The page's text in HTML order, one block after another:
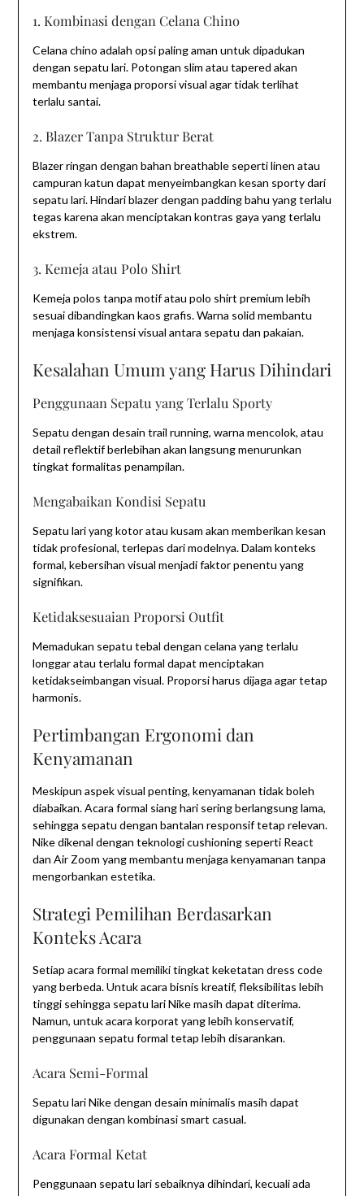
1. Kombinasi dengan Celana Chino
Celana chino adalah opsi paling aman untuk dipadukan
dengan sepatu lari. Potongan slim atau tapered akan
membantu menjaga proporsi visual agar tidak terlihat
terlalu santai.
2. Blazer Tanpa Struktur Berat
Blazer ringan dengan bahan breathable seperti linen atau
campuran katun dapat menyeimbangkan kesan sporty dari
sepatu lari. Hindari blazer dengan padding bahu yang terlalu
tegas karena akan menciptakan kontras gaya yang terlalu
ekstrem.
3. Kemeja atau Polo Shirt
Kemeja polos tanpa motif atau polo shirt premium lebih
sesuai dibandingkan kaos grafis. Warna solid membantu
menjaga konsistensi visual antara sepatu dan pakaian.
Kesalahan Umum yang Harus Dihindari
Penggunaan Sepatu yang Terlalu Sporty
Sepatu dengan desain trail running, warna mencolok, atau
detail reflektif berlebihan akan langsung menurunkan
tingkat formalitas penampilan.
Mengabaikan Kondisi Sepatu
Sepatu lari yang kotor atau kusam akan memberikan kesan
tidak profesional, terlepas dari modelnya. Dalam konteks
formal, kebersihan visual menjadi faktor penentu yang
signifikan.
Ketidaksesuaian Proporsi Outfit
Memadukan sepatu tebal dengan celana yang terlalu
longgar atau terlalu formal dapat menciptakan
ketidakseimbangan visual. Proporsi harus dijaga agar tetap
harmonis.
Pertimbangan Ergonomi dan
Kenyamanan
Meskipun aspek visual penting, kenyamanan tidak boleh
diabaikan. Acara formal siang hari sering berlangsung lama,
sehingga sepatu dengan bantalan responsif tetap relevan.
Nike dikenal dengan teknologi cushioning seperti React
dan Air Zoom yang membantu menjaga kenyamanan tanpa
mengorbankan estetika.
Strategi Pemilihan Berdasarkan
Konteks Acara
Setiap acara formal memiliki tingkat keketatan dress code
yang berbeda. Untuk acara bisnis kreatif, fleksibilitas lebih
tinggi sehingga sepatu lari Nike masih dapat diterima.
Namun, untuk acara korporat yang lebih konservatif,
penggunaan sepatu formal tetap lebih disarankan.
Acara Semi-Formal
Sepatu lari Nike dengan desain minimalis masih dapat
digunakan dengan kombinasi smart casual.
Acara Formal Ketat
Penggunaan sepatu lari sebaiknya dihindari, kecuali ada